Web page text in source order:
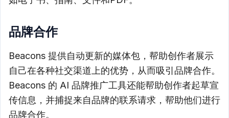
品牌合作
Beacons 提供自动更新的媒体包，帮助创作者展示
自己在各种社交渠道上的优势，从而吸引品牌合作。
Beacons 的 AI 品牌推广工具还能帮助创作者起草宣
传信息，并捕捉来自品牌的联系请求，帮助他们进行
品牌合作。